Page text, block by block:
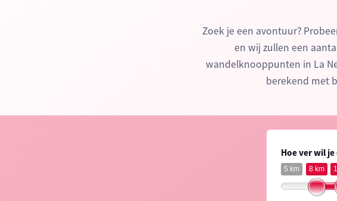
Zoek je een avontuur?
en wij zullen een
wandelknooppunten in La
berekend met
Hoe ver wil
5 km 8 km